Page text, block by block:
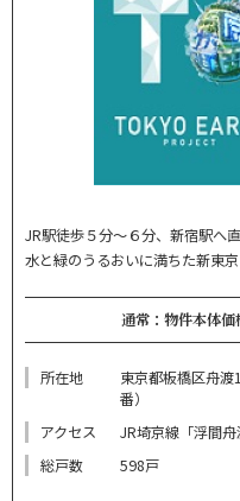
JR駅徒歩５分～６分、新宿駅へ
水と緑のうるおいに満ちた新東
通常：物件本体
所在地
東京都板橋区舟
番）
アクセス
JR埼京線「浮間
総戸数
598戸